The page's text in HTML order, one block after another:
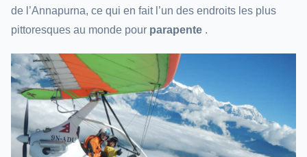
de l’Annapurna, ce qui en fait l’un des endroits les plus
pittoresques au monde pour parapente .